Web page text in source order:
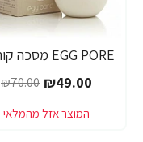
₪49.00
₪70.00